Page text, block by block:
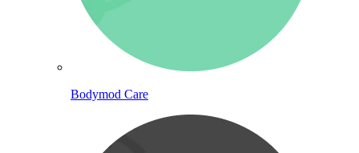
Bodymod Care